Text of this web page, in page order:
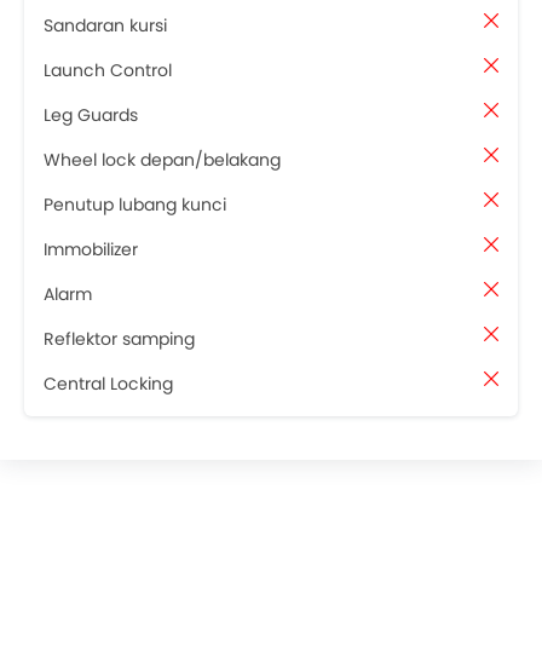
Sandaran kursi
Launch Control
Leg Guards
Wheel lock depan/belakang
Penutup lubang kunci
Immobilizer
Alarm
Reflektor samping
Central Locking